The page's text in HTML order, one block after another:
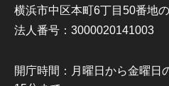
横浜市中区本町6丁目50番地
法人番号：3000020141003
開庁時間：月曜日から金曜日